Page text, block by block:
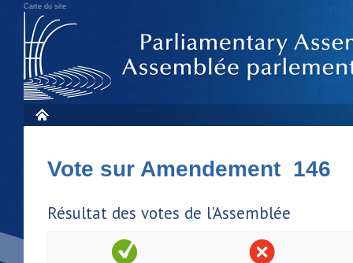
Carte du site
Vote sur Amendement 146
Résultat des votes de l'Assemblée